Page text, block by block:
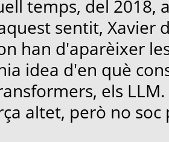
temps, del 2018,
sentit, Xavier
han d'aparèixer
idea d'en què
els
altet, però no soc